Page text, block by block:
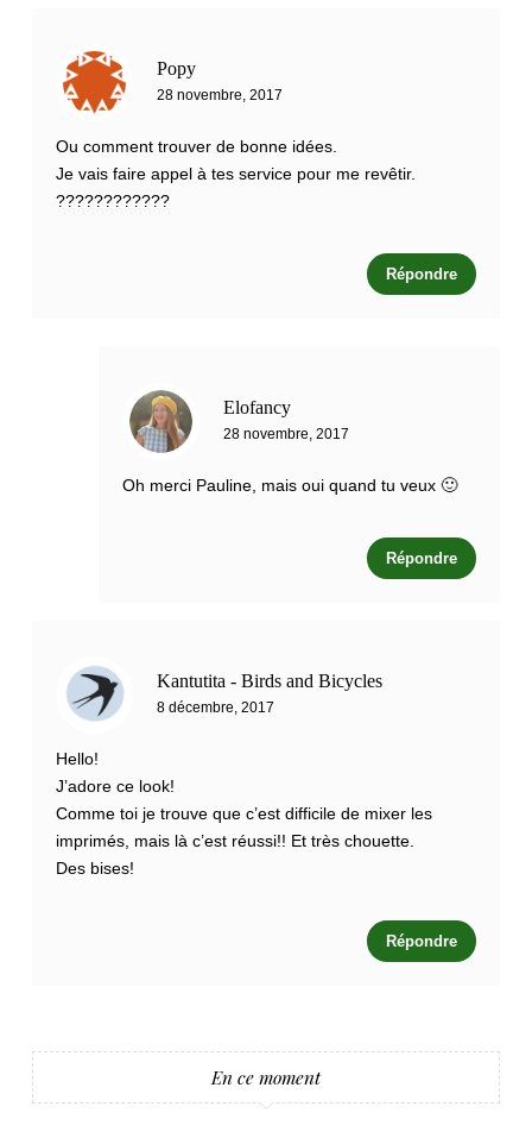
Popy
28 novembre, 2017
Ou comment trouver de bonne idées.
Je vais faire appel à tes service pour me revêtir.
????????????
Répondre
Elofancy
28 novembre, 2017
Oh merci Pauline, mais oui quand tu veux 🙂
Répondre
Kantutita - Birds and Bicycles
8 décembre, 2017
Hello!
J’adore ce look!
Comme toi je trouve que c’est difficile de mixer les
imprimés, mais là c’est réussi!! Et très chouette.
Des bises!
Répondre
En ce moment